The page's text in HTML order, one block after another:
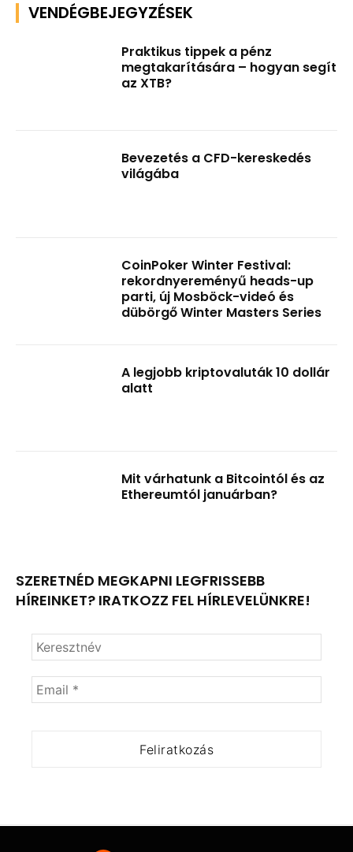
VENDÉGBEJEGYZÉSEK
Praktikus tippek a pénz
megtakarítására – hogyan segít
az XTB?
Bevezetés a CFD-kereskedés
világába
CoinPoker Winter Festival:
rekordnyereményű heads-up
parti, új Mosböck-videó és
dübörgő Winter Masters Series
A legjobb kriptovaluták 10 dollár
alatt
Mit várhatunk a Bitcointól és az
Ethereumtól januárban?
SZERETNÉD MEGKAPNI LEGFRISSEBB
HÍREINKET? IRATKOZZ FEL HÍRLEVELÜNKRE!